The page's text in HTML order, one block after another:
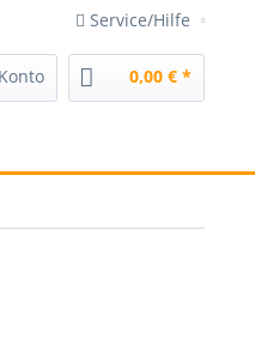
Service/Hilfe
0,00 € *